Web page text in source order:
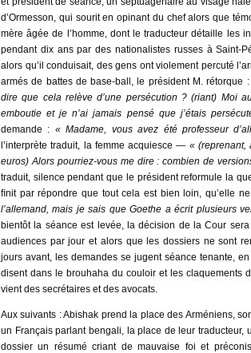
d’Ormesson, qui sourit en opinant du chef alors que
mère âgée de l’homme, dont le traducteur détaille les
pendant dix ans par des nationalistes russes à Saint-
alors qu’il conduisait, des gens ont violement percuté
armés de battes de base-ball, le président M. rétorque :
dire que cela relève d’une persécution ? (riant) Moi
emboutie et je n’ai jamais pensé que j’étais
demande : « Madame, vous avez été professeur
l’interprète traduit, la femme acquiesce — « (reprenant,
euros) Alors pourriez-vous me dire : combien de
traduit, silence pendant que le président reformule la
ﬁnit par répondre que tout cela est bien loin, qu’elle
l’allemand, mais je sais que Goethe a écrit plusieurs
bientôt la séance est levée, la décision de la Cour
audiences par jour et alors que les dossiers ne sont
jours avant, les demandes se jugent séance tenante,
disent dans le brouhaha du couloir et les claquements
vient des secrétaires et des avocats.
Aux suivants : Abishak prend la place des Arméniens,
un Français parlant bengali, la place de leur traducteur,
dossier un résumé criant de mauvaise foi et